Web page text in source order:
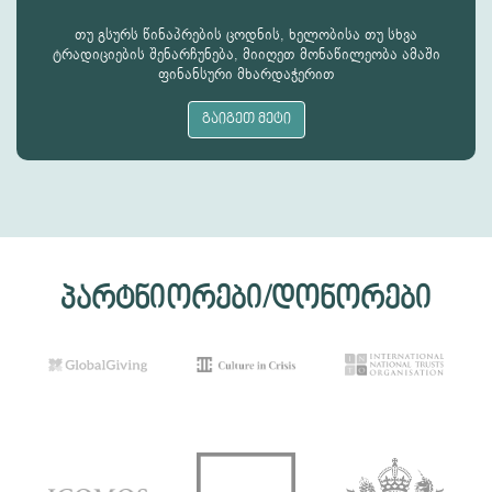
თუ გსურს წინაპრების ცოდნის, ხელობისა თუ სხვა
ტრადიციების შენარჩუნება, მიიღეთ მონაწილეობა ამაში
ფინანსური მხარდაჭერით
გაიგეთ მეტი
პარტნიორები/დონორები